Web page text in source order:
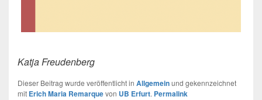
Katja Freudenberg
Dieser Beitrag wurde veröffentlicht in Allgemeinund gekennzeichnet
mit Erich Maria Remarquevon UB Erfurt. Permalink